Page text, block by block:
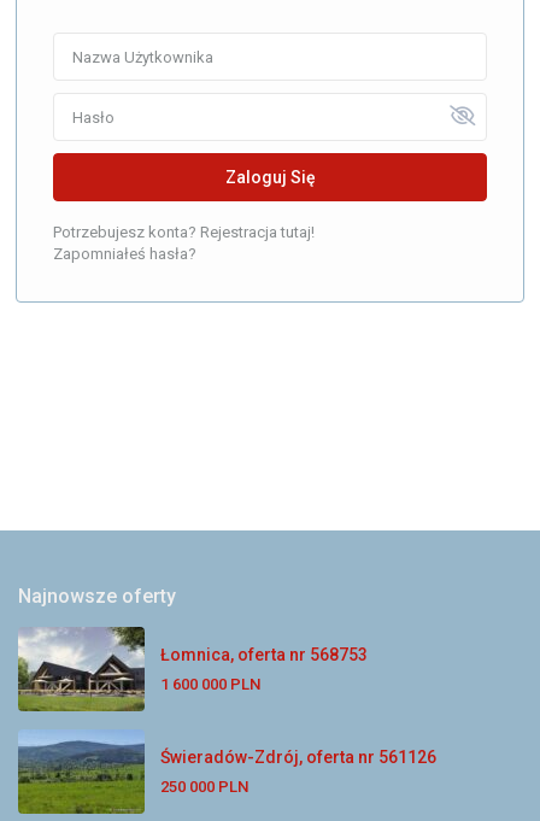
Zaloguj Się
Potrzebujesz konta? Rejestracja tutaj!
Zapomniałeś hasła?
Najnowsze oferty
Łomnica, oferta nr 568753
1 600 000 PLN
Świeradów-Zdrój, oferta nr 561126
250 000 PLN